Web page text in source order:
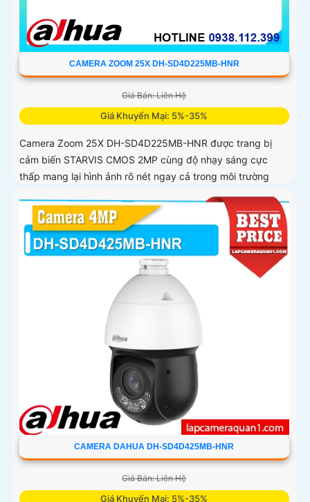
CAMERA ZOOM 25X DH-SD4D225MB-HNR
Giá Bán: Liên Hệ
Giá Khuyến Mại: 5%-35%
Camera Zoom 25X DH-SD4D225MB-HNR được trang bị
cảm biến STARVIS CMOS 2MP cùng độ nhạy sáng cực
thấp mang lại hình ảnh rõ nét ngay cả trong môi trường
kép thông minh với tầm xa hồng ngoại 100m và LED ấm
50m Tính năng quay quét linh hoạt cùng chuẩn chống
nước IP67 giúp quan sát ổn định ngoài trời
CAMERA DAHUA DH-SD4D425MB-HNR
Giá Bán: Liên Hệ
Giá Khuyến Mại: 5%-35%